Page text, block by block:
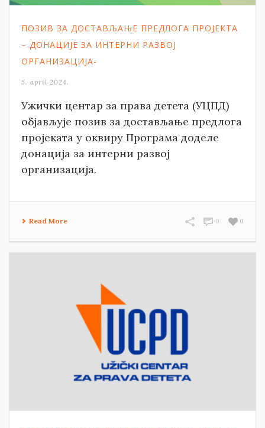
ПОЗИВ ЗА ДОСТАВЉАЊЕ ПРЕДЛОГА ПРОЈЕКТА
– ДОНАЦИЈЕ ЗА ИНТЕРНИ РАЗВОЈ
ОРГАНИЗАЦИЈА-
5. april 2024.
Ужички центар за права детета (УЦПД)
објављује позив за достављање предлога
пројеката у оквиру Програма доделе
донација за интерни развој
организација.
Read More 0
0